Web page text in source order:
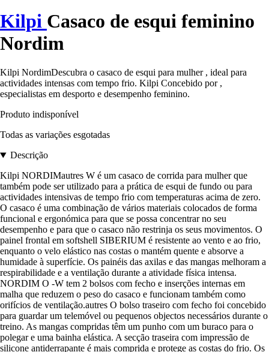
Kilpi Casaco de esqui feminino
Nordim
Kilpi NordimDescubra o casaco de esqui para mulher , ideal para
actividades intensas com tempo frio. Kilpi Concebido por ,
especialistas em desporto e desempenho feminino.
Produto indisponível
Todas as variações esgotadas
Descrição
Kilpi NORDIMautres W é um casaco de corrida para mulher que
também pode ser utilizado para a prática de esqui de fundo ou para
actividades intensivas de tempo frio com temperaturas acima de zero.
O casaco é uma combinação de vários materiais colocados de forma
funcional e ergonómica para que se possa concentrar no seu
desempenho e para que o casaco não restrinja os seus movimentos. O
painel frontal em softshell SIBERIUM é resistente ao vento e ao frio,
enquanto o velo elástico nas costas o mantém quente e absorve a
humidade à superfície. Os painéis das axilas e das mangas melhoram a
respirabilidade e a ventilação durante a atividade física intensa.
NORDIM O -W tem 2 bolsos com fecho e inserções internas em
malha que reduzem o peso do casaco e funcionam também como
orifícios de ventilação.autres O bolso traseiro com fecho foi concebido
para guardar um telemóvel ou pequenos objectos necessários durante o
treino. As mangas compridas têm um punho com um buraco para o
polegar e uma bainha elástica. A secção traseira com impressão de
silicone antiderrapante é mais comprida e protege as costas do frio. Os